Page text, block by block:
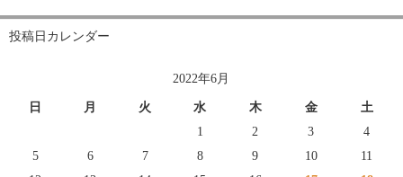
投稿日カレンダー
2022年6月
日 月 火 水 木 金
土
1
2 3
4
5
6 7 8 9 10
11